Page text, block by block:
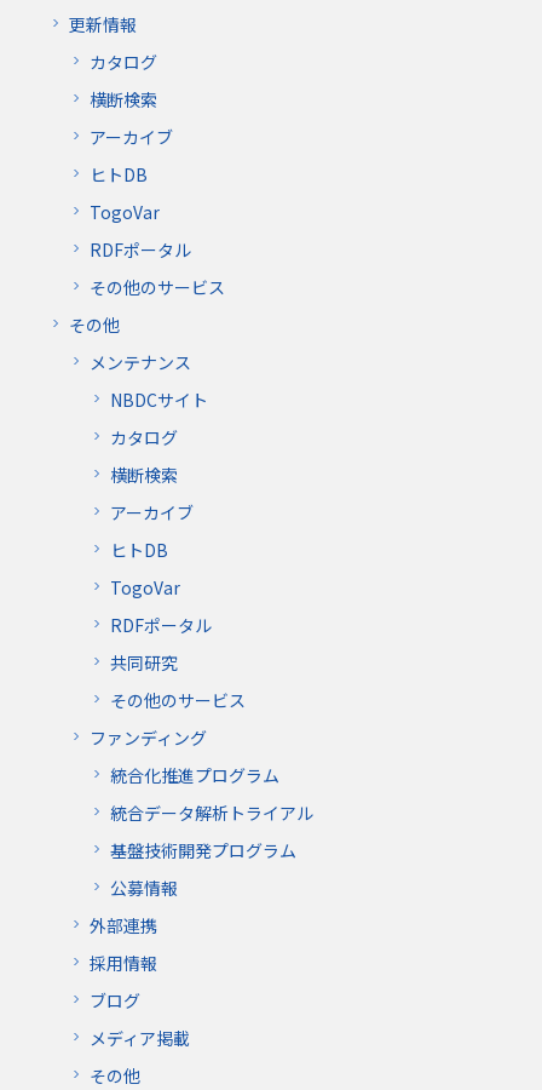
更新情報
カタログ
横断検索
アーカイブ
ヒトDB
TogoVar
RDFポータル
その他のサービス
その他
メンテナンス
NBDCサイト
カタログ
横断検索
アーカイブ
ヒトDB
TogoVar
RDFポータル
共同研究
その他のサービス
ファンディング
統合化推進プログラム
統合データ解析トライアル
基盤技術開発プログラム
公募情報
外部連携
採用情報
ブログ
メディア掲載
その他